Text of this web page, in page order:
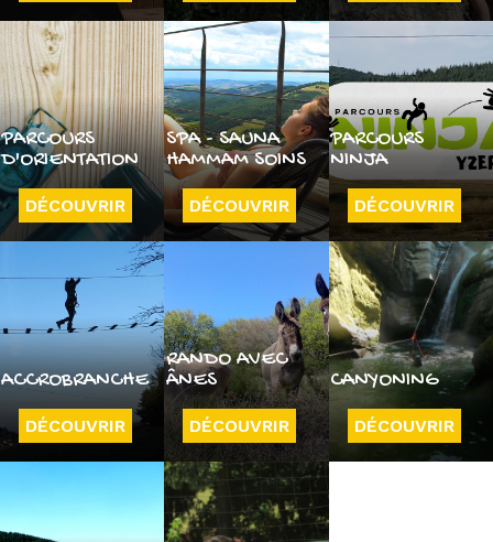
PARCOURS
D'ORIENTATION
DÉCOUVRIR
SPA - SAUNA
HAMMAM SOINS
DÉCOUVRIR
PARCOURS
NINJA
DÉCOUVRIR
ACCROBRANCHE
DÉCOUVRIR
RANDO AVEC
ÂNES
DÉCOUVRIR
CANYONING
DÉCOUVRIR